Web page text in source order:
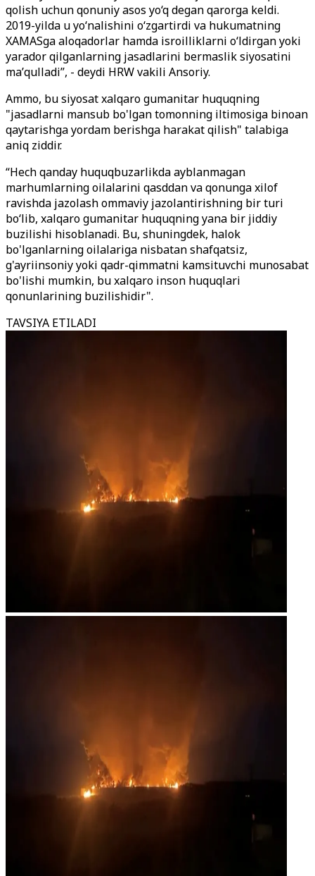
qolish uchun qonuniy asos yo‘q degan qarorga keldi.
2019-yilda u yoʻnalishini oʻzgartirdi va hukumatning
XAMASga aloqadorlar hamda isroilliklarni oʻldirgan yoki
yarador qilganlarning jasadlarini bermaslik siyosatini
maʼqulladi”, - deydi HRW vakili Ansoriy.
Ammo, bu siyosat xalqaro gumanitar huquqning
"jasadlarni mansub bo'lgan tomonning iltimosiga binoan
qaytarishga yordam berishga harakat qilish" talabiga
aniq ziddir.
“Hech qanday huquqbuzarlikda ayblanmagan
marhumlarning oilalarini qasddan va qonunga xilof
ravishda jazolash ommaviy jazolantirishning bir turi
bo‘lib, xalqaro gumanitar huquqning yana bir jiddiy
buzilishi hisoblanadi. Bu, shuningdek, halok
bo'lganlarning oilalariga nisbatan shafqatsiz,
g'ayriinsoniy yoki qadr-qimmatni kamsituvchi munosabat
bo'lishi mumkin, bu xalqaro inson huquqlari
qonunlarining buzilishidir".
TAVSIYA ETILADI